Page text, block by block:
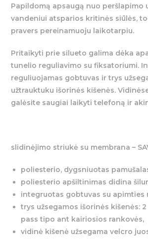
Papildomą apsaugą nuo peršlapimo
vandeniui atsparios kritinės siūlės,
pravers pereinamuoju laikotarpiu.
Pritaikyti prie silueto galima dėka
tunelio reguliavimo su fiksatoriumi.
reguliuojamas gobtuvas ir trys
užtrauktuku išorinės kišenės.
galėsite saugiai laikyti telefoną ir
slidinėjimo striukė su membrana –
poliesterio, dygsniuotas
poliesterio apšiltinimas didina
integruotas gobtuvas su apimties
trys užsegamos išorinės kišenės: 2
pass tipo ant kairiosios rankovės,
vidinė kišenė užsegama velcro